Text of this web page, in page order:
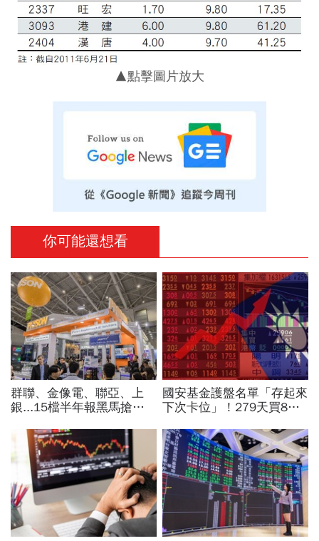
▲點擊圖片放大
你可能還想看
群聯、金像電、聯亞、上
銀...15檔半年報黑馬搶先
標...真能複製鈺創、晶豪科
噴一波？
國安基金護盤名單「存起來
下次卡位」！279天買8檔
電...唯一金融股是它